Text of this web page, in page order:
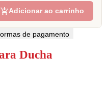
add_shopping_cartAdicionar ao carrinho
de pagamento
Ducha